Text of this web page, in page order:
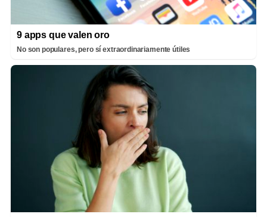
9 apps que valen oro
No son populares, pero sí extraordinariamente útiles